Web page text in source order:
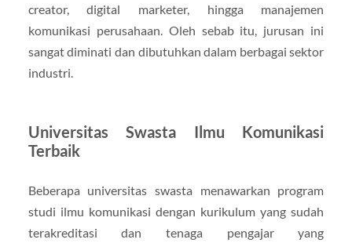
creator, digital marketer, hingga manajemen
komunikasi perusahaan. Oleh sebab itu, jurusan ini
sangat diminati dan dibutuhkan dalam berbagai sektor
industri.
Universitas Swasta Ilmu Komunikasi
Terbaik
Beberapa universitas swasta menawarkan program
studi ilmu komunikasi dengan kurikulum yang sudah
terakreditasi dan tenaga pengajar yang